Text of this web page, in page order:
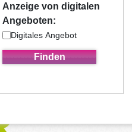
Anzeige von digitalen
Angeboten:
Digitales Angebot